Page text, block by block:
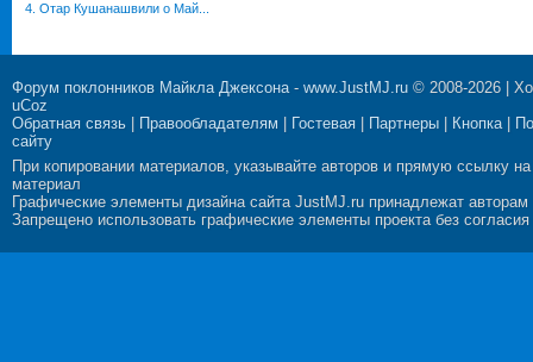
4. Отар Кушанашвили о Май...
Форум поклонников Майкла Джексона- www.JustMJ.ru © 2008-2026 |
uCoz
Обратная связь
Правообладателям Гостевая Партнеры Кнопка|
сайту
При копировании материалов, указывайте авторов и прямую ссылку на
материал
Графические элементы дизайна сайта JustMJ.ru принадлежат авторам
Запрещено использовать графические элементы проекта без согласия